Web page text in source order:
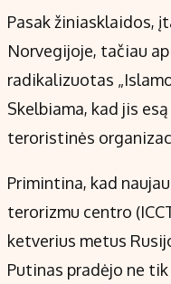
Pasak žiniasklaidos,
Norvegijoje, tačiau
radikalizuotas
Skelbiama, kad jis
teroristinės
Primintina, kad
terorizmu centro
ketverius metus
Putinas pradėjo ne